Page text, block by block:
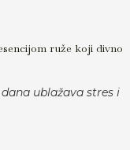
ruže koji divno
ublažava stres i